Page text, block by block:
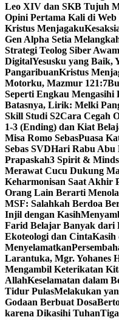
Leo XIV dan SKB Tujuh
Opini Pertama Kali di Web
Kristus Menjagaku
Gen Alpha Setia
Strategi Teolog Siber
DigitalYesusku yang Baik,
PangaribuanKristus
Motorku, Mazmur 121:7
Seperti Engkau Mengasihi
Batasnya, Lirik: Melki
Skill Studi S2Cara Cegah
1-3 (Ending) dan Kiat
Misa Romo SebasPuasa
Sebas SVDHari Rabu Abu
Prapaskah3 Spirit &
Merawat Cucu Dukung
Keharmonisan Saat Akhir
Orang Lain Berarti
MSF: Salahkah Berdoa
Injil dengan Kasih
Farid Belajar Banyak dari
Ekoteologi dan CintaKasih
Menyelamatkan
Larantuka, Mgr. Yohanes
Mengambil Keterikatan
AllahKeselamatan dalam
Tidur PulasMelakukan
Godaan Berbuat Dosa
karena Dikasihi Tuhan